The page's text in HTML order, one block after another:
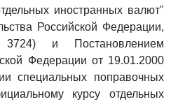
иностранных валют"
Российской Федерации,
и Постановлением
Федерации от 19.01.2000
специальных поправочных
курсу отдельных